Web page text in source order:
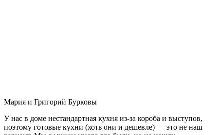
Мария и Григорий Бурковы
У нас в доме нестандартная кухня из-за короба и выступов,
поэтому готовые кухни (хоть они и дешевле) — это не наш